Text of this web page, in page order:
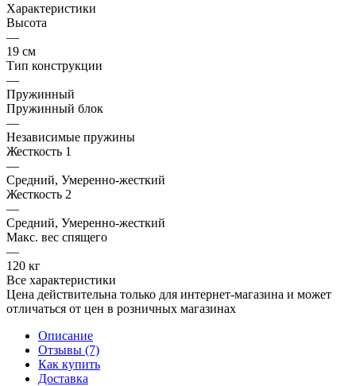
Характеристики
Высота
—
19 см
Тип конструкции
—
Пружинный
Пружинный блок
—
Независимые пружины
Жесткость 1
—
Средний, Умеренно-жесткий
Жесткость 2
—
Средний, Умеренно-жесткий
Макс. вес спящего
—
120 кг
Все характеристики
Цена действительна только для интернет-магазина и может
отличаться от цен в розничных магазинах
Описание
Отзывы (7)
Как купить
Доставка